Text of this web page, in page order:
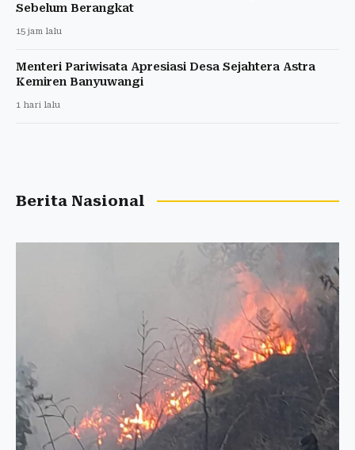
Sebelum Berangkat
15 jam lalu
Menteri Pariwisata Apresiasi Desa Sejahtera Astra
Kemiren Banyuwangi
1 hari lalu
Berita Nasional